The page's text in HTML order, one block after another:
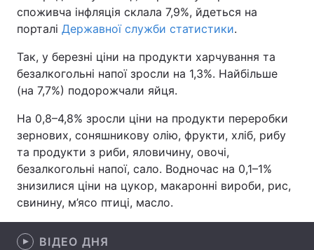
Економіка Світ
Спорт Наука
Техно і зв'язок Лайт
Зброя Інциденти
Здоров'я Туризм
Цікавинки Погода
Екологія
Лонгріди
споживча інфляція склала 7,9%, йдеться на
порталі Державної служби статистики.
Так, у березні ціни на продукти харчування та
безалкогольні напої зросли на 1,3%. Найбільше
(на 7,7%) подорожчали яйця.
На 0,8–4,8% зросли ціни на продукти переробки
зернових, соняшникову олію, фрукти, хліб, рибу
та продукти з риби, яловичину, овочі,
безалкогольні напої, сало. Водночас на 0,1–1%
знизилися ціни на цукор, макаронні вироби, рис,
свинину, м’ясо птиці, масло.
ВІДЕО ДНЯ